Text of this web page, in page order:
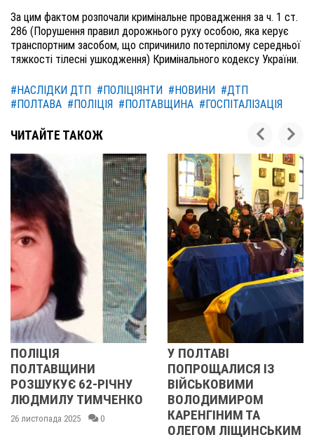
За цим фактом розпочали кримінальне провадження за ч. 1 ст.
286 (Порушення правил дорожнього руху особою, яка керує
транспортним засобом, що спричинило потерпілому середньої
тяжкості тілесні ушкодження) Кримінального кодексу України.
#НАСЛІДКИ ДТП #ПОЛІЦІЯНТИ #НОВИНИ #ДТП
#ПОЛТАВА #ПОЛІЦІЯ #ПОЛТАВЩИНА #ГОСПІТАЛІЗАЦІЯ
ЧИТАЙТЕ ТАКОЖ
РІЧНУ
0
ПОПРОЩАЛИСЯ ІЗ
ВІЙСЬКОВИМИ
ВОЛОДИМИРОМ
КАРЕНГІНИМ ТА
ОЛЕГОМ ЛІЩИНСЬКИМ
БІЙЦЯМИ
ДМИТРОМ